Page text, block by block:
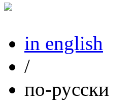
in english
/
по-русски